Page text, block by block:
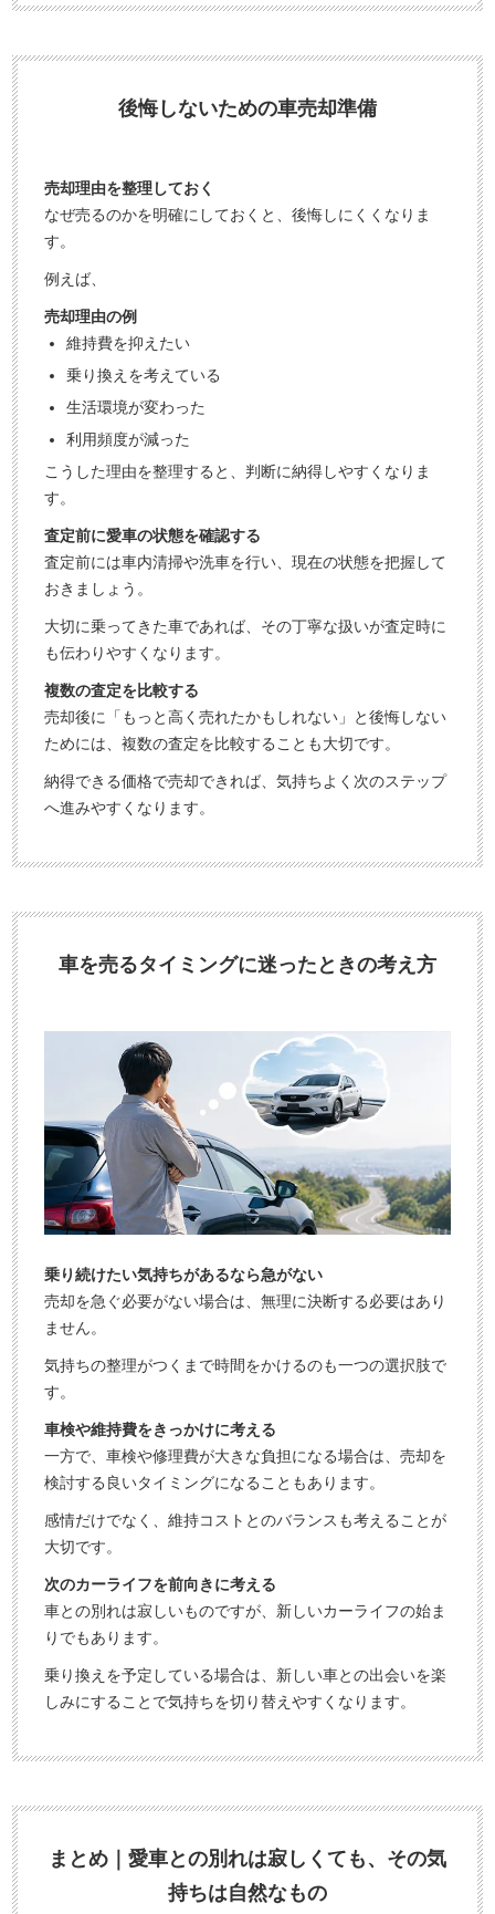
後悔しないための車売却準備
売却理由を整理しておく
なぜ売るのかを明確にしておくと、後悔しにくくなりま
す。
例えば、
売却理由の例
維持費を抑えたい
乗り換えを考えている
生活環境が変わった
利用頻度が減った
こうした理由を整理すると、判断に納得しやすくなりま
す。
査定前に愛車の状態を確認する
査定前には車内清掃や洗車を行い、現在の状態を把握して
おきましょう。
大切に乗ってきた車であれば、その丁寧な扱いが査定時に
も伝わりやすくなります。
複数の査定を比較する
売却後に「もっと高く売れたかもしれない」と後悔しない
ためには、複数の査定を比較することも大切です。
納得できる価格で売却できれば、気持ちよく次のステップ
へ進みやすくなります。
車を売るタイミングに迷ったときの考え方
乗り続けたい気持ちがあるなら急がない
売却を急ぐ必要がない場合は、無理に決断する必要はあり
ません。
気持ちの整理がつくまで時間をかけるのも一つの選択肢で
す。
車検や維持費をきっかけに考える
一方で、車検や修理費が大きな負担になる場合は、売却を
検討する良いタイミングになることもあります。
感情だけでなく、維持コストとのバランスも考えることが
大切です。
次のカーライフを前向きに考える
車との別れは寂しいものですが、新しいカーライフの始ま
りでもあります。
乗り換えを予定している場合は、新しい車との出会いを楽
しみにすることで気持ちを切り替えやすくなります。
まとめ｜愛車との別れは寂しくても、その気
持ちは自然なもの